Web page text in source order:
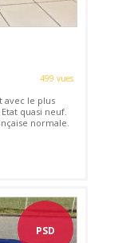
499 vues
avec le plus
quasi neuf.
normale.
PSD